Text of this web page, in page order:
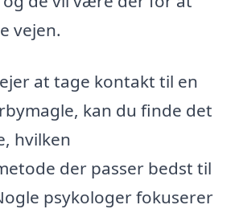
vejen.
at tage kontakt til en
kan du finde det
hvilken
der passer bedst til
psykologer fokuserer